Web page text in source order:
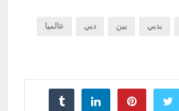
بدبي بين دبي عالميا